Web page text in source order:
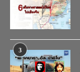
3